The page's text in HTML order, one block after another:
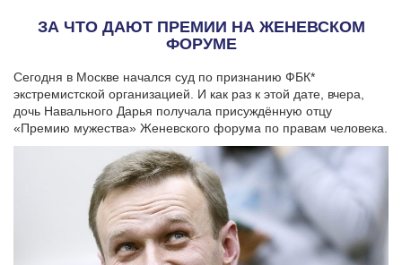
ЗА ЧТО ДАЮТ ПРЕМИИ НА ЖЕНЕВСКОМ
ФОРУМЕ
Сегодня в Москве начался суд по признанию ФБК*
экстремистской организацией. И как раз к этой дате, вчера,
дочь Навального Дарья получала присуждённую отцу
«Премию мужества» Женевского форума по правам человека.